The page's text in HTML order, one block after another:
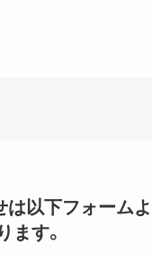
以下フォーム
ます。